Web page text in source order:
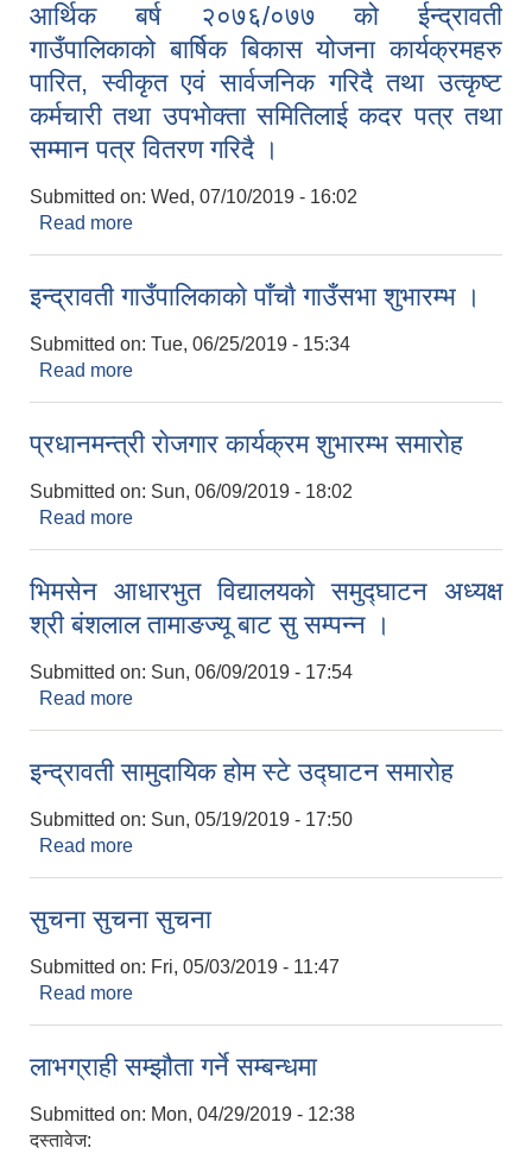
आर्थिक बर्ष २०७६/०७७ को ईन्द्रावती
गाउँपालिकाको बार्षिक बिकास योजना कार्यक्रमहरु
पारित, स्वीकृत एवं सार्वजनिक गरिदै तथा उत्कृष्ट
कर्मचारी तथा उपभाेक्ता समितिलाई कदर पत्र तथा
सम्मान पत्र वितरण गरिदै ।
Submitted on: Wed, 07/10/2019 - 16:02
Read more
समितिलाई कदर पत्र तथा सम्मान पत्र वितरण गरिदै ।
इन्द्रावती गाउँपालिकाकाे पाँचाै गाउँसभा शुभारम्भ ।
Submitted on: Tue, 06/25/2019 - 15:34
Read more
प्रधानमन्त्री राेजगार कार्यक्रम शुभारम्भ समाराेह
Submitted on: Sun, 06/09/2019 - 18:02
Read more
भिमसेन आधारभुत विद्यालयकाे समुद्घाटन अध्यक्ष
श्री बंशलाल तामाङज्यू बाट सु सम्पन्न ।
Submitted on: Sun, 06/09/2019 - 17:54
Read more
इन्द्रावती सामुदायिक होम स्टे उद्घाटन समारोह
Submitted on: Sun, 05/19/2019 - 17:50
Read more
सुचना सुचना सुचना
Submitted on: Fri, 05/03/2019 - 11:47
Read more
लाभग्राही सम्झौता गर्ने सम्बन्धमा
Submitted on: Mon, 04/29/2019 - 12:38
दस्तावेज: